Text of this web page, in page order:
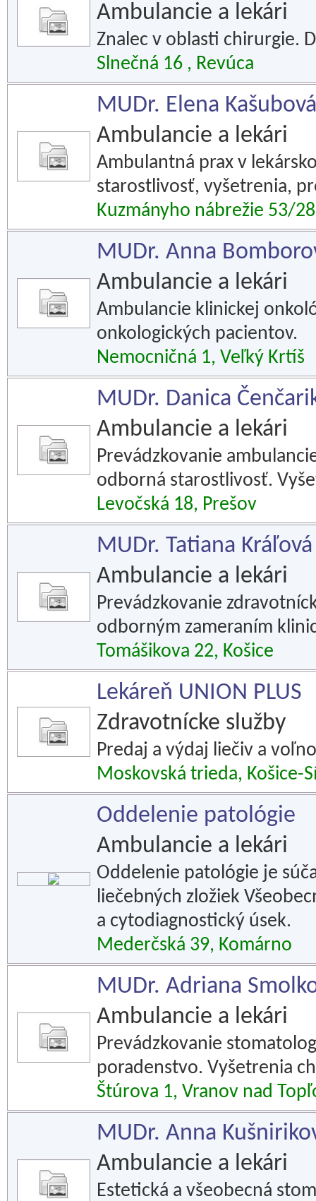
Ambulancie a lekári
Znalec v oblasti chirurgie.
Slnečná 16 , Revúca
MUDr. Elena
Ambulancie a lekári
Ambulantná prax v
starostlivosť, vyšetrenia,
Kuzmányho nábrežie 53/
MUDr. Anna
Ambulancie a lekári
Ambulancie klinickej
onkologických pacientov.
Nemocničná 1, Veľký Krtíš
MUDr. Danica
Ambulancie a lekári
Prevádzkovanie
odborná starostlivosť.
Levočská 18, Prešov
MUDr. Tatiana
Ambulancie a lekári
Prevádzkovanie
odborným zameraním
Tomášikova 22, Košice
Lekáreň UNION PLUS
Zdravotnícke služby
Predaj a výdaj liečiv a
Moskovská trieda, Košice-
Oddelenie patológie
Ambulancie a lekári
Oddelenie patológie je
liečebných zložiek
a cytodiagnostický úsek.
Mederčská 39, Komárno
MUDr. Adriana
Ambulancie a lekári
Prevádzkovanie
poradenstvo. Vyšetrenia
Štúrova 1, Vranov nad
MUDr. Anna
Ambulancie a lekári
Estetická a všeobecná